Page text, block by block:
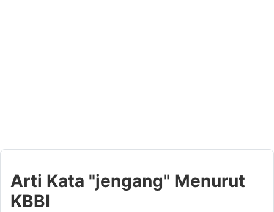
Arti Kata "jengang" Menurut
KBBI